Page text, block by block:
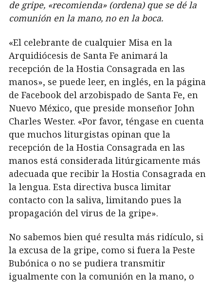
de gripe, «recomienda» (ordena) que se dé la
comunión en la mano, no en la boca.
«El celebrante de cualquier Misa en la
Arquidiócesis de Santa Fe animará la
recepción de la Hostia Consagrada en las
manos», se puede leer, en inglés, en la página
de Facebook del arzobispado de Santa Fe, en
Nuevo México, que preside monseñor John
Charles Wester. «Por favor, téngase en cuenta
que muchos liturgistas opinan que la
recepción de la Hostia Consagrada en las
manos está considerada litúrgicamente más
adecuada que recibir la Hostia Consagrada en
la lengua. Esta directiva busca limitar
contacto con la saliva, limitando pues la
propagación del virus de la gripe».
No sabemos bien qué resulta más ridículo, si
la excusa de la gripe, como si fuera la Peste
Bubónica o no se pudiera transmitir
igualmente con la comunión en la mano, o